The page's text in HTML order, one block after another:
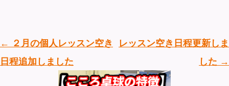
投稿ナビゲーション
← ２月の個人レッスン空き
日程追加しました
レッスン空き日程更新しま
した →